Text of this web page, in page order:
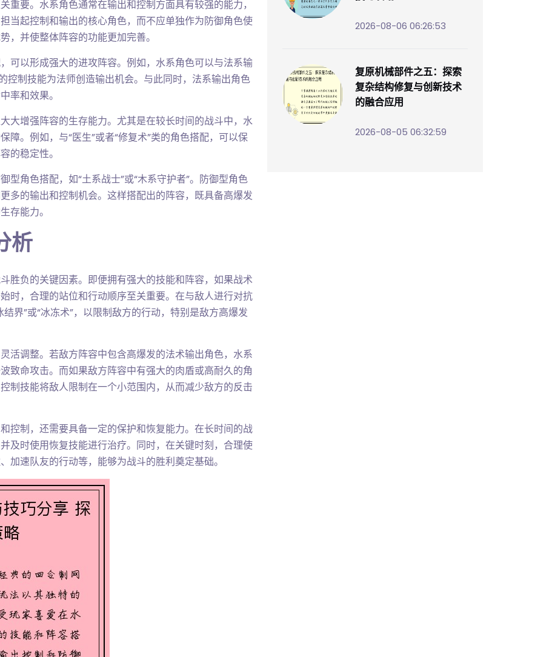
重要。水系角色通常在输出和控制方面具有较强的能力，
当起控制和输出的核心角色，而不应单独作为防御角色使
，并使整体阵容的功能更加完善。
可以形成强大的进攻阵容。例如，水系角色可以与法系输
控制技能为法师创造输出机会。与此同时，法系输出角色
率和效果。
大增强阵容的生存能力。尤其是在较长时间的战斗中，水
障。例如，与“医生”或者“修复术”类的角色搭配，可以保
的稳定性。
角色搭配，如“土系战士”或“木系守护者”。防御型角色
多的输出和控制机会。这样搭配出的阵容，既具备高爆发
存能力。
析
胜负的关键因素。即便拥有强大的技能和阵容，如果战术
时，合理的站位和行动顺序至关重要。在与敌人进行对抗
界”或“冰冻术”，以限制敌方的行动，特别是敌方高爆发
活调整。若敌方阵容中包含高爆发的法术输出角色，水系
致命攻击。而如果敌方阵容中有强大的肉盾或高耐久的角
制技能将敌人限制在一个小范围内，从而减少敌方的反击
控制，还需要具备一定的保护和恢复能力。在长时间的战
及时使用恢复技能进行治疗。同时，在关键时刻，合理使
加速队友的行动等，能够为战斗的胜利奠定基础。
2026-08-06 06:26:53
复原机械部件之五：探索
复杂结构修复与创新技术
的融合应用
2026-08-05 06:32:59